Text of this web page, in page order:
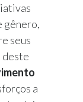
gênero,
seus
deste
a